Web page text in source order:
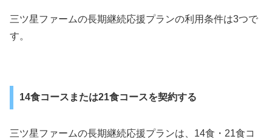
三ツ星ファームの長期継続応援プランの利用条件は3つで
す。
14食コースまたは21食コースを契約する
三ツ星ファームの長期継続応援プランは、14食・21食コ